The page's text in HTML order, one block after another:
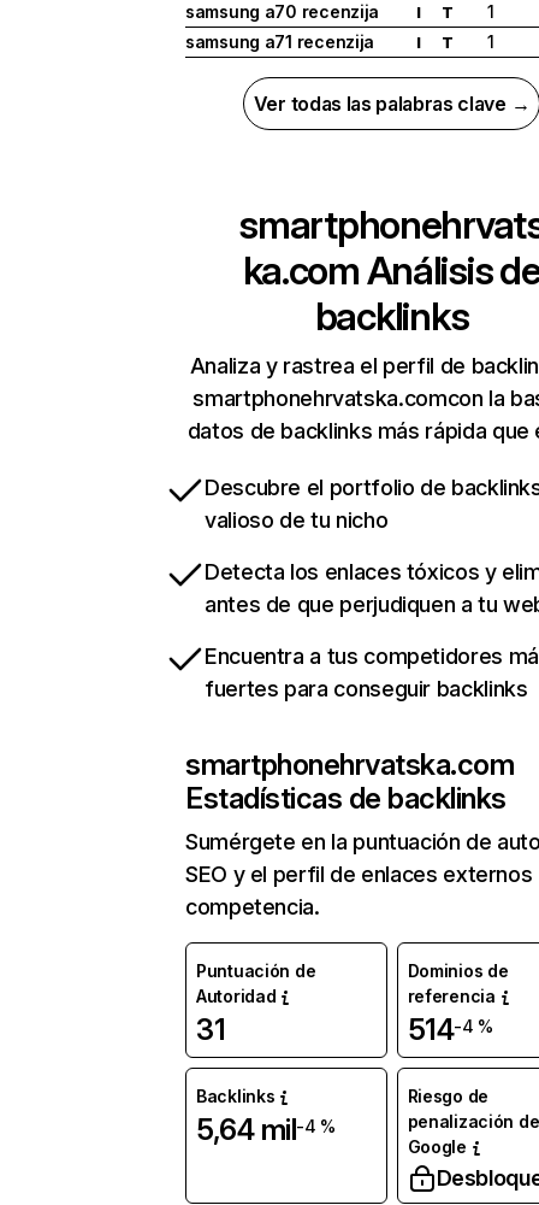
samsung a70 recenzija
I T
1
samsung a71 recenzija
I T 1
Ver todas las palabras clave →
ka.comAnálisis
backlinks
Analiza y rastrea el perfil de
smartphonehrvatska.comcon la
datos de backlinks más rápida que
Descubre el portfolio de
valioso de tu nicho
Detecta los enlaces tóxicos y
antes de que perjudiquen a tu
Encuentra a tus competidores
fuertes para conseguir backlinks
smartphonehrvatska.com
Estadísticas de backlinks
Sumérgete en la puntuación de
SEO y el perfil de enlaces externos
competencia.
Puntuación de
Autoridad
31
Dominios de
referencia
514-4 %
Backlinks
5,64 mil-4 %
Riesgo de
penalización de
Google